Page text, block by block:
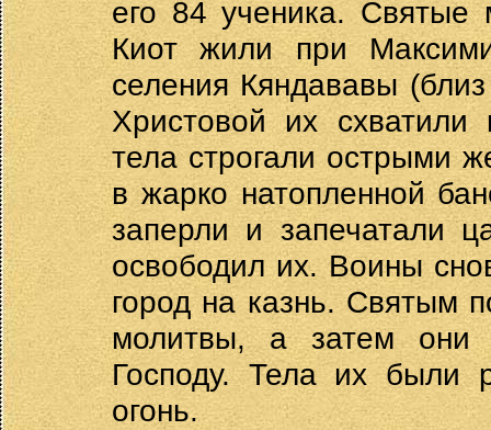
его 84 ученика.
Киот жили при
селения Кяндававы
Христовой их
тела строгали острыми
в жарко натопленной
заперли и запечатали
освободил их. Воины
город на казнь. Святым
молитвы, а затем они
Господу. Тела их были
огонь.